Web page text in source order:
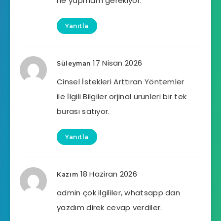
Yanıtla
Süleyman 17 Nisan 2026
Cinsel İstekleri Arttıran Yöntemler
ile İlgili Bilgiler orjinal ürünleri bir tek
burası satıyor.
Yanıtla
Kazım 18 Haziran 2026
admin çok ilgililer, whatsapp dan
yazdım direk cevap verdiler.